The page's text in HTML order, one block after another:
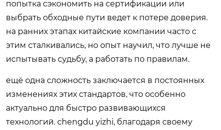
попытка сэкономить на сертификации или
выбрать обходные пути ведет к потере доверия.
на ранних этапах китайские компании часто с
этим сталкивались, но опыт научил, что лучше не
испытывать судьбу, а работать по правилам.
ещё одна сложность заключается в постоянных
изменениях этих стандартов, что особенно
актуально для быстро развивающихся
технологий. chengdu yizhi, благодаря своему